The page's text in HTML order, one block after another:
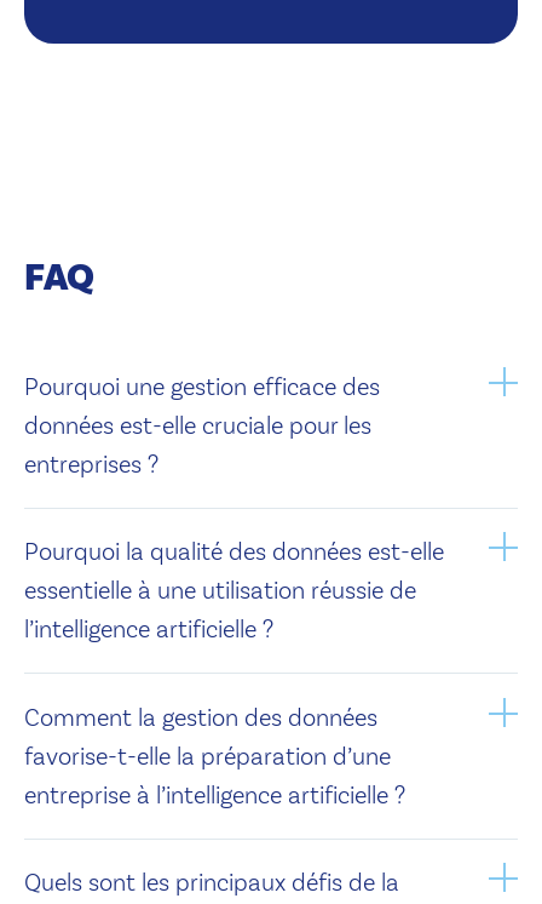
FAQ
Pourquoi une gestion efficace des
données est-elle cruciale pour les
entreprises ?
Pourquoi la qualité des données est-elle
essentielle à une utilisation réussie de
l’intelligence artificielle ?
Comment la gestion des données
favorise-t-elle la préparation d’une
entreprise à l’intelligence artificielle ?
Quels sont les principaux défis de la